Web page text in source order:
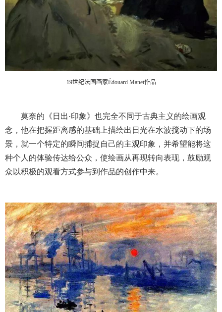
19世纪法国画家Édouard Manet作品
莫奈的《日出·印象》也完全不同于古典主义的绘画观
念，他在把握距离感的基础上描绘出日光在水波搅动下的场
景，就一个特定的瞬间捕捉自己的主观印象，并希望能将这
种个人的体验传达给公众，使绘画从再现转向表现，鼓励观
众以积极的观看方式参与到作品的创作中来。